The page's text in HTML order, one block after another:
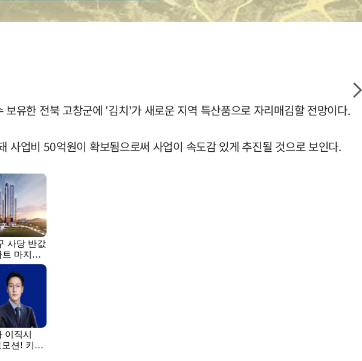
유한 전북 고창군에 '김치'가 새로운 지역 특산품으로 자리매김할 전망이다.
업비 50억원이 확보됨으로써 사업이 속도감 있게 추진될 것으로 보인다.